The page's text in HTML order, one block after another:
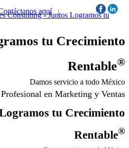
aquí | Síguenos:
tu Crecimiento
Rentable®
Damos servicio a todo México
en Marketing y Ventas
tu Crecimiento
Rentable®